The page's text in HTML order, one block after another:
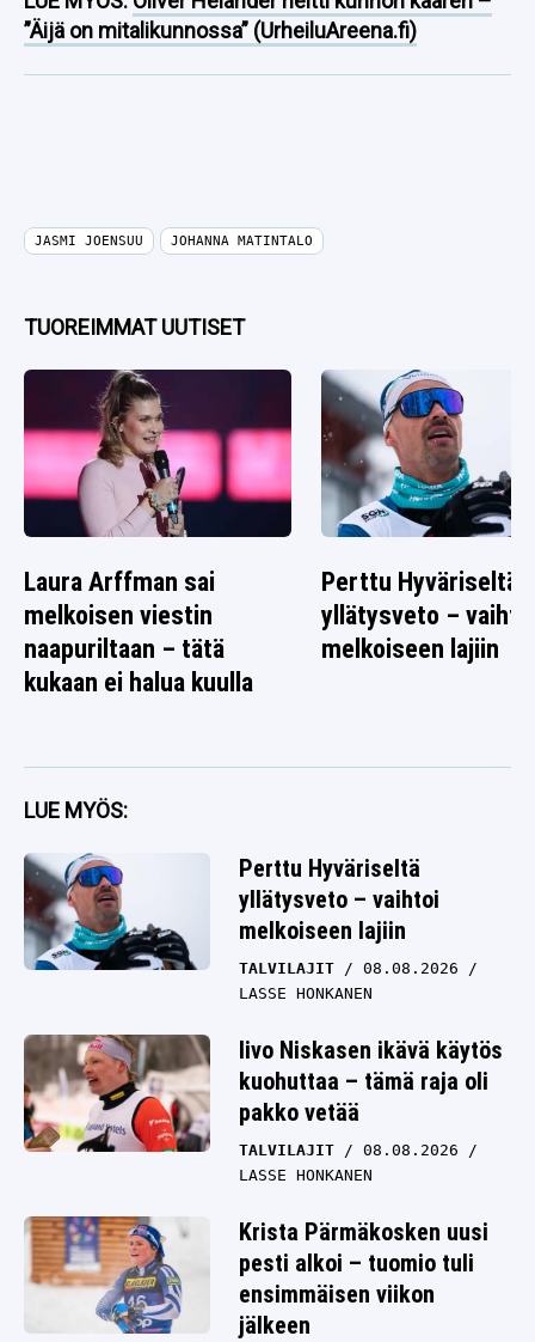
”Äijä on mitalikunnossa” (UrheiluAreena.fi)
JASMI JOENSUU JOHANNA MATINTALO
TUOREIMMAT UUTISET
Laura Arffman sai
melkoisen viestin
naapuriltaan – tätä
kukaan ei halua kuulla
Perttu Hyväriseltä
yllätysveto –
melkoiseen lajiin
LUE MYÖS:
Perttu Hyväriseltä
yllätysveto – vaihtoi
melkoiseen lajiin
TALVILAJIT
08.08.2026
LASSE HONKANEN
Iivo Niskasen ikävä käytös
kuohuttaa – tämä raja oli
pakko vetää
TALVILAJIT
08.08.2026
LASSE HONKANEN
Krista Pärmäkosken uusi
pesti alkoi – tuomio tuli
ensimmäisen viikon
jälkeen